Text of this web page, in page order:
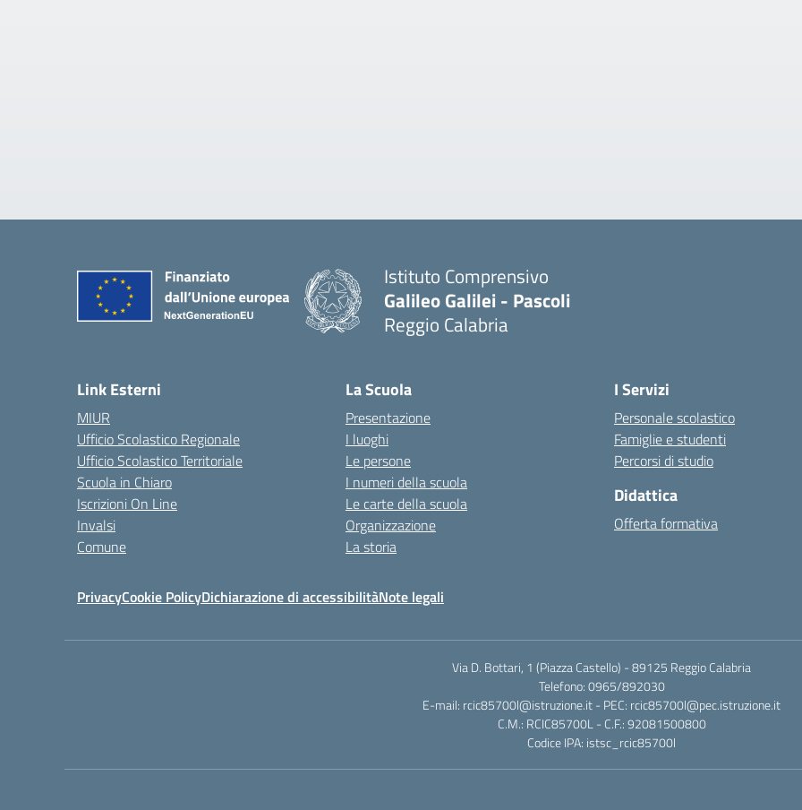
Istituto Comprensivo
Galileo Galilei - Pascoli
Reggio Calabria
Link Esterni
MIUR
Ufficio Scolastico Regionale
Ufficio Scolastico Territoriale
Scuola in Chiaro
Iscrizioni On Line
Invalsi
Comune
La Scuola
Presentazione
I luoghi
Le persone
I numeri della scuola
Le carte della scuola
Organizzazione
La storia
I Servizi
Personale scolastico
Famiglie e studenti
Percorsi di studio
Didattica
Offerta formativa
PrivacyCookie PolicyDichiarazione di accessibilitàNote legali
Via D. Bottari, 1 (Piazza Castello) - 89125 Reggio Calabria
Telefono: 0965/892030
E-mail: rcic85700l@istruzione.it - PEC: rcic85700l@pec.istruzione.it
C.M.: RCIC85700L - C.F.: 92081500800
Codice IPA: istsc_rcic85700l